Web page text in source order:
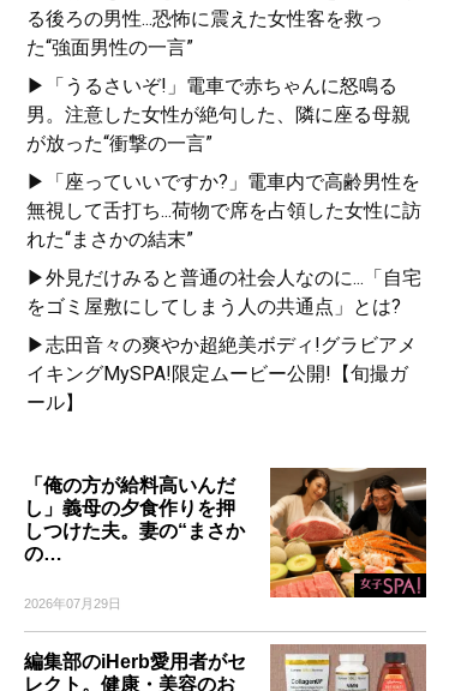
る後ろの男性...恐怖に震えた女性客を救っ
た“強面男性の一言”
▶「うるさいぞ!」電車で赤ちゃんに怒鳴る
男。注意した女性が絶句した、隣に座る母親
が放った“衝撃の一言”
▶「座っていいですか?」電車内で高齢男性を
無視して舌打ち...荷物で席を占領した女性に訪
れた“まさかの結末”
▶外見だけみると普通の社会人なのに...「自宅
をゴミ屋敷にしてしまう人の共通点」とは?
▶志田音々の爽やか超絶美ボディ!グラビアメ
イキングMySPA!限定ムービー公開!【旬撮ガ
ール】
「俺の方が給料高いんだ
し」義母の夕食作りを押
しつけた夫。妻の“まさか
の…
2026年07月29日
編集部のiHerb愛用者がセ
レクト。健康・美容のお